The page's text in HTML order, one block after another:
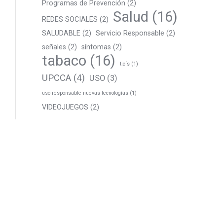
Programas de Prevención (2)
REDES SOCIALES (2) Salud (16)
SALUDABLE (2) Servicio Responsable (2)
señales (2) síntomas (2)
tabaco (16) tic´s (1)
UPCCA (4) USO (3)
uso responsable nuevas tecnologías (1)
VIDEOJUEGOS (2)